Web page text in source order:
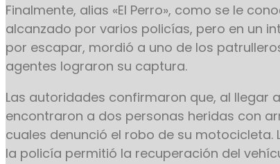
Finalmente, alias «El Perro», como se le
alcanzado por varios policías, pero en un
por escapar, mordió a uno de los
agentes lograron su captura.
Las autoridades confirmaron que, al llegar
encontraron a dos personas heridas con
cuales denunció el robo de su motocicleta.
la policía permitió la recuperación del